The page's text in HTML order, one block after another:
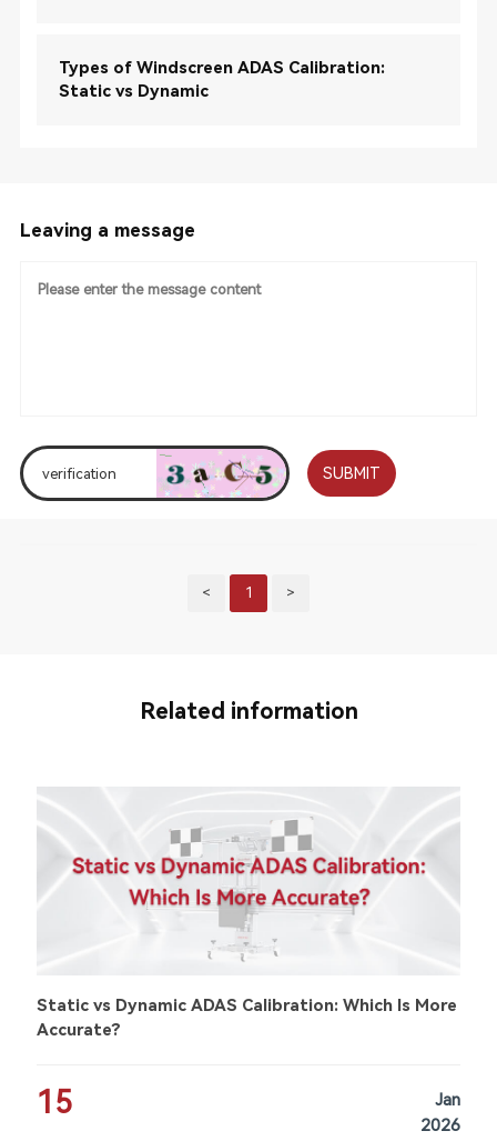
Types of Windscreen ADAS Calibration:
Static vs Dynamic
Leaving a message
SUBMIT
< 1 >
Related information
Static vs Dynamic ADAS Calibration: Which Is More
Accurate?
15
Jan
2026